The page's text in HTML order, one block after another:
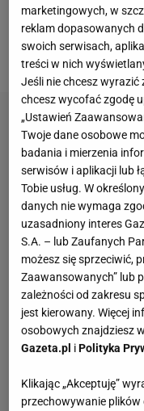
Następnie
którym biało-
zdecydowanie
marketingowych, w
reklam dopasowanych
swoich serwisach,
treści w nich
Jeśli nie chcesz wyrazić
chcesz wycofać zgodę
„Ustawień
Twoje dane osobowe
badania i mierzenia
serwisów i aplikacji lub
Tobie usług. W
danych nie wymaga
uzasadniony interes
S.A. – lub Zaufanych
możesz się sprzeciwić,
Zaawansowanych” lub
zależności od zakresu
jest kierowany. Więcej
osobowych znajdziesz
Gazeta.pl iPolityka
Klikając „Akceptuję”
przechowywanie plików